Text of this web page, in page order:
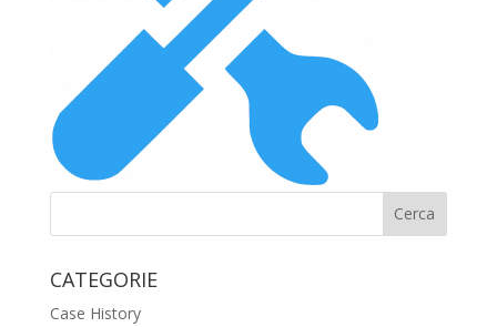
CATEGORIE
Case History